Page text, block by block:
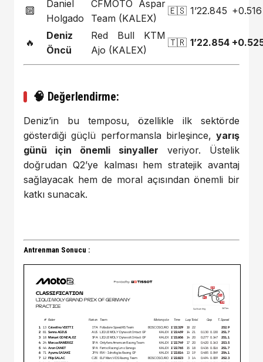
🔟
Daniel
Holgado
CFMOTO Aspar
Team (KALEX)
🇪🇸 1’22.845 +0.516
🔥
Deniz
Öncü
Red Bull KTM
Ajo (KALEX)
🇹🇷 1’22.854
🧠 Değerlendirme:
Deniz’in bu temposu, özellikle ilk sektörde
gösterdiği güçlü performansla birleşince, yarış
günü için önemli sinyaller veriyor. Üstelik
doğrudan Q2’ye kalması hem stratejik avantaj
sağlayacak hem de moral açısından önemli bir
katkı sunacak.
Antrenman Sonucu :